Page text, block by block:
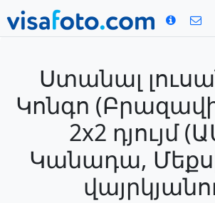
Ստանալ
Կոնգո
2x2 դյույմ
Կանադա,